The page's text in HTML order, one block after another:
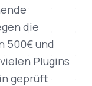
die
500€ und
Plugins
geprüft